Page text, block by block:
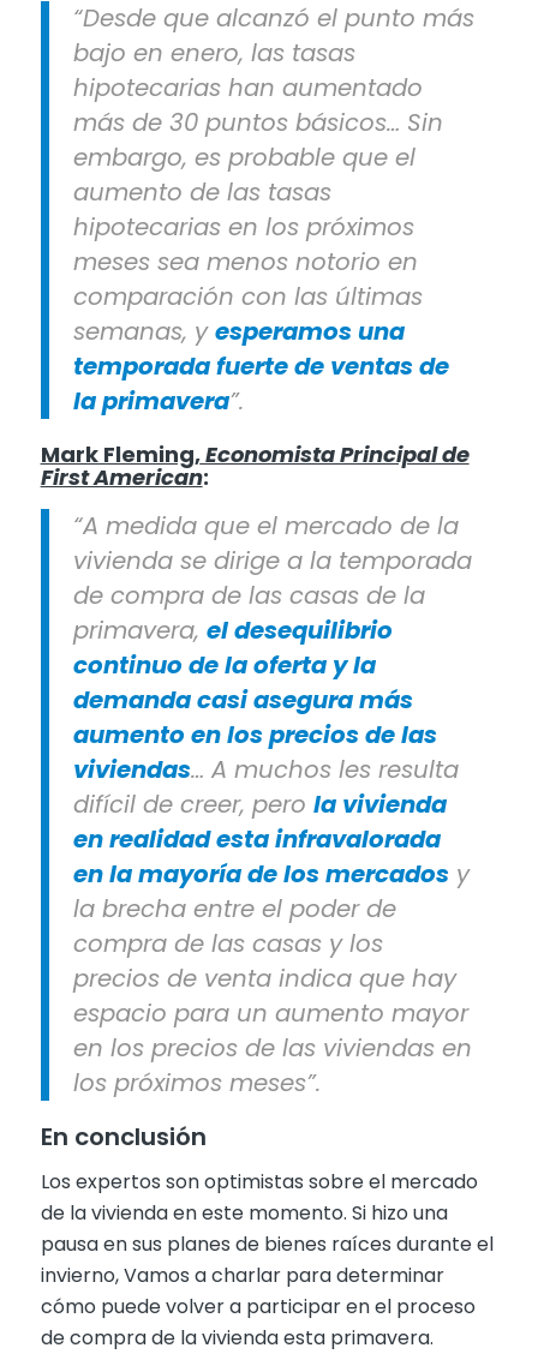
“Desde que alcanzó el punto más
bajo en enero, las tasas
hipotecarias han aumentado
más de 30 puntos básicos… Sin
embargo, es probable que el
aumento de las tasas
hipotecarias en los próximos
meses sea menos notorio en
comparación con las últimas
semanas, yesperamos una
temporada fuerte de ventas de
la primavera”.
Mark Fleming,Economista Principal de
First American:
“A medida que el mercado de la
vivienda se dirige a la temporada
de compra de las casas de la
primavera, el desequilibrio
continuo de la oferta y la
demanda casi asegura más
aumento en los precios de las
viviendas… A muchos les resulta
difícil de creer, pero la vivienda
en realidad esta infravalorada
en la mayoría de los mercados y
la brecha entre el poder de
compra de las casas y los
precios de venta indica que hay
espacio para un aumento mayor
en los precios de las viviendas en
los próximos meses”.
En conclusión
Los expertos son optimistas sobre el mercado
de la vivienda en este momento. Si hizo una
pausa en sus planes de bienes raíces durante el
invierno, Vamos a charlar para determinar
cómo puede volver a participar en el proceso
de compra de la vivienda esta primavera.